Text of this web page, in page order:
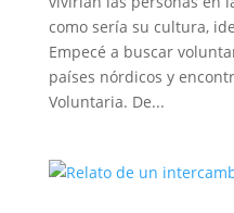
como sería su cultura,
Empecé a buscar
países nórdicos y
Voluntaria. De...